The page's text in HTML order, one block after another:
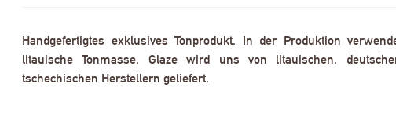
Handgefertigtes exklusives Tonprodukt. In der Produktion
litauische Tonmasse. Glaze wird uns von litauischen,
tschechischen Herstellern geliefert.